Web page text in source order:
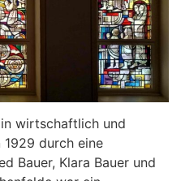
wirtschaftlich und
durch eine
Bauer, Klara Bauer und